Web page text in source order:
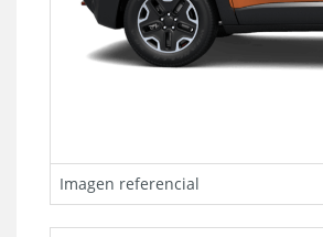
Imagen referencial